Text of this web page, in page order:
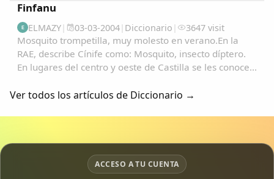
Finfanu
E ELMAZY| 03-03-2004| Diccionario | 3647 visit
Mosquito trompetilla, muy molesto en verano.En la
RAE, describe Cínife como: Mosquito, insecto díptero.
En lugares del centro y oeste de Castilla se les conoce
transformación en: "Pífano", "Pínfano...
Ver todos los artículos de Diccionario →
ACCESO A TU CUENTA